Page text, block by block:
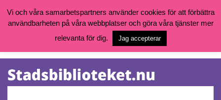
Vill du söka böcker, logga in på ditt bibliotekskonto eller nå övriga
goteborg.se/bibliotek
Öppettider, katalog och kontakt
Tjänster
Vi och våra samarbetspartners använder cookies för att förbättra
användbarheten på våra webbplatser och göra våra tjänster mer
relevanta för dig.
Jag accepterar